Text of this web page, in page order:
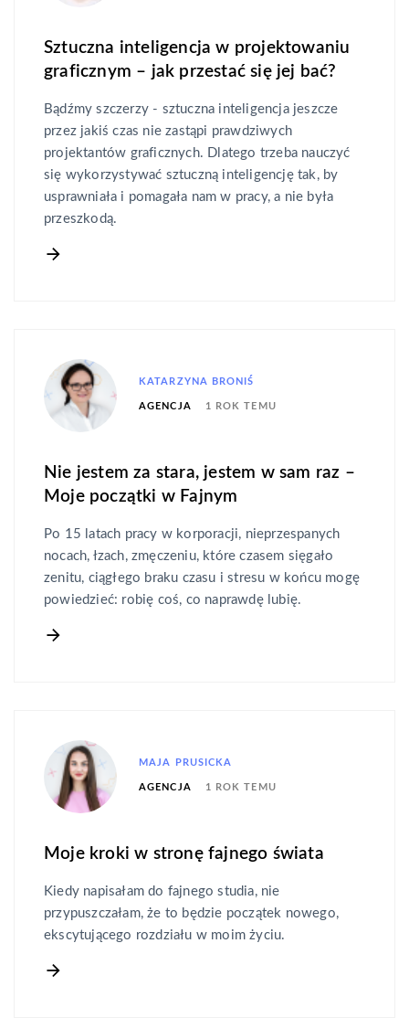
Sztuczna inteligencja w projektowaniu
graficznym – jak przestać się jej bać?
Bądźmy szczerzy - sztuczna inteligencja jeszcze
przez jakiś czas nie zastąpi prawdziwych
projektantów graficznych. Dlatego trzeba nauczyć
się wykorzystywać sztuczną inteligencję tak, by
usprawniała i pomagała nam w pracy, a nie była
przeszkodą.
KATARZYNA BRONIŚ
AGENCJA 1 ROK TEMU
Nie jestem za stara, jestem w sam raz –
Moje początki w Fajnym
Po 15 latach pracy w korporacji, nieprzespanych
nocach, łzach, zmęczeniu, które czasem sięgało
zenitu, ciągłego braku czasu i stresu w końcu mogę
powiedzieć: robię coś, co naprawdę lubię.
MAJA PRUSICKA
AGENCJA 1 ROK TEMU
Moje kroki w stronę fajnego świata
Kiedy napisałam do fajnego studia, nie
przypuszczałam, że to będzie początek nowego,
ekscytującego rozdziału w moim życiu.